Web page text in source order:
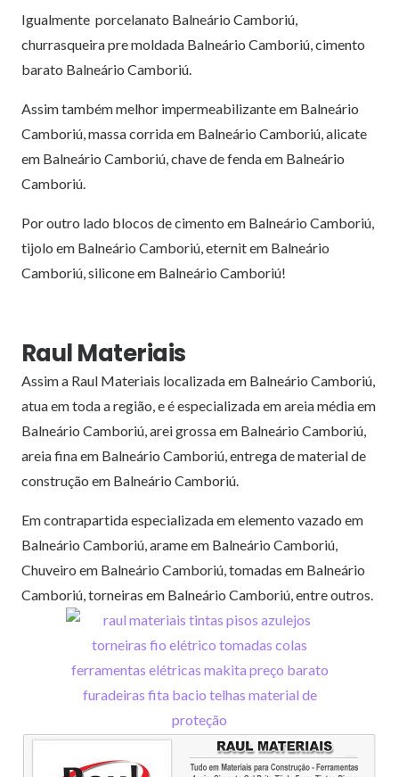
Igualmente porcelanato Balneário Camboriú,
churrasqueira pre moldada Balneário Camboriú, cimento
barato Balneário Camboriú.
Assim também melhor impermeabilizante em Balneário
Camboriú, massa corrida em Balneário Camboriú, alicate
em Balneário Camboriú, chave de fenda em Balneário
Camboriú.
Por outro lado blocos de cimento em Balneário Camboriú,
tijolo em Balneário Camboriú, eternit em Balneário
Camboriú, silicone em Balneário Camboriú!
Raul Materiais
Assim a Raul Materiais localizada em Balneário Camboriú,
atua em toda a região, e é especializada em areia média em
Balneário Camboriú, arei grossa em Balneário Camboriú,
areia fina em Balneário Camboriú, entrega de material de
construção em Balneário Camboriú.
Em contrapartida especializada em elemento vazado em
Balneário Camboriú, arame em Balneário Camboriú,
Chuveiro em Balneário Camboriú, tomadas em Balneário
Camboriú, torneiras em Balneário Camboriú, entre outros.